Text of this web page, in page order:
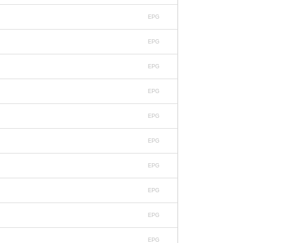
EPG
EPG
EPG
EPG
EPG
EPG
EPG
EPG
EPG
EPG